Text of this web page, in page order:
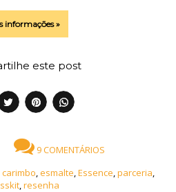
informações »
este post
9 COMENTÁRIOS
carimbo,esmalte,Essence,parceria,
,resenha